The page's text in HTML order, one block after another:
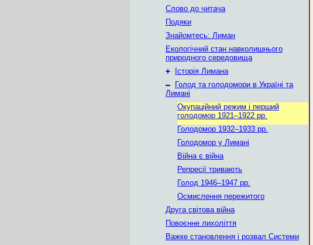
Слово до читача
Подяки
Знайомтесь: Лиман
Екологічний стан навколишнього
природного середовища
+
Історія Лимана
–
Голод та голодомори в Україні та
Лимані
Окупаційний режим і перший
голодомор 1921–1922 рр.
Голодомор 1932–1933 рр.
Голодомор у Лимані
Війна є війна
Репресії тривають
Голод 1946–1947 рр.
Осмислення пережитого
Друга світова війна
Повоєнне лихоліття
Важке становлення і розвал Системи